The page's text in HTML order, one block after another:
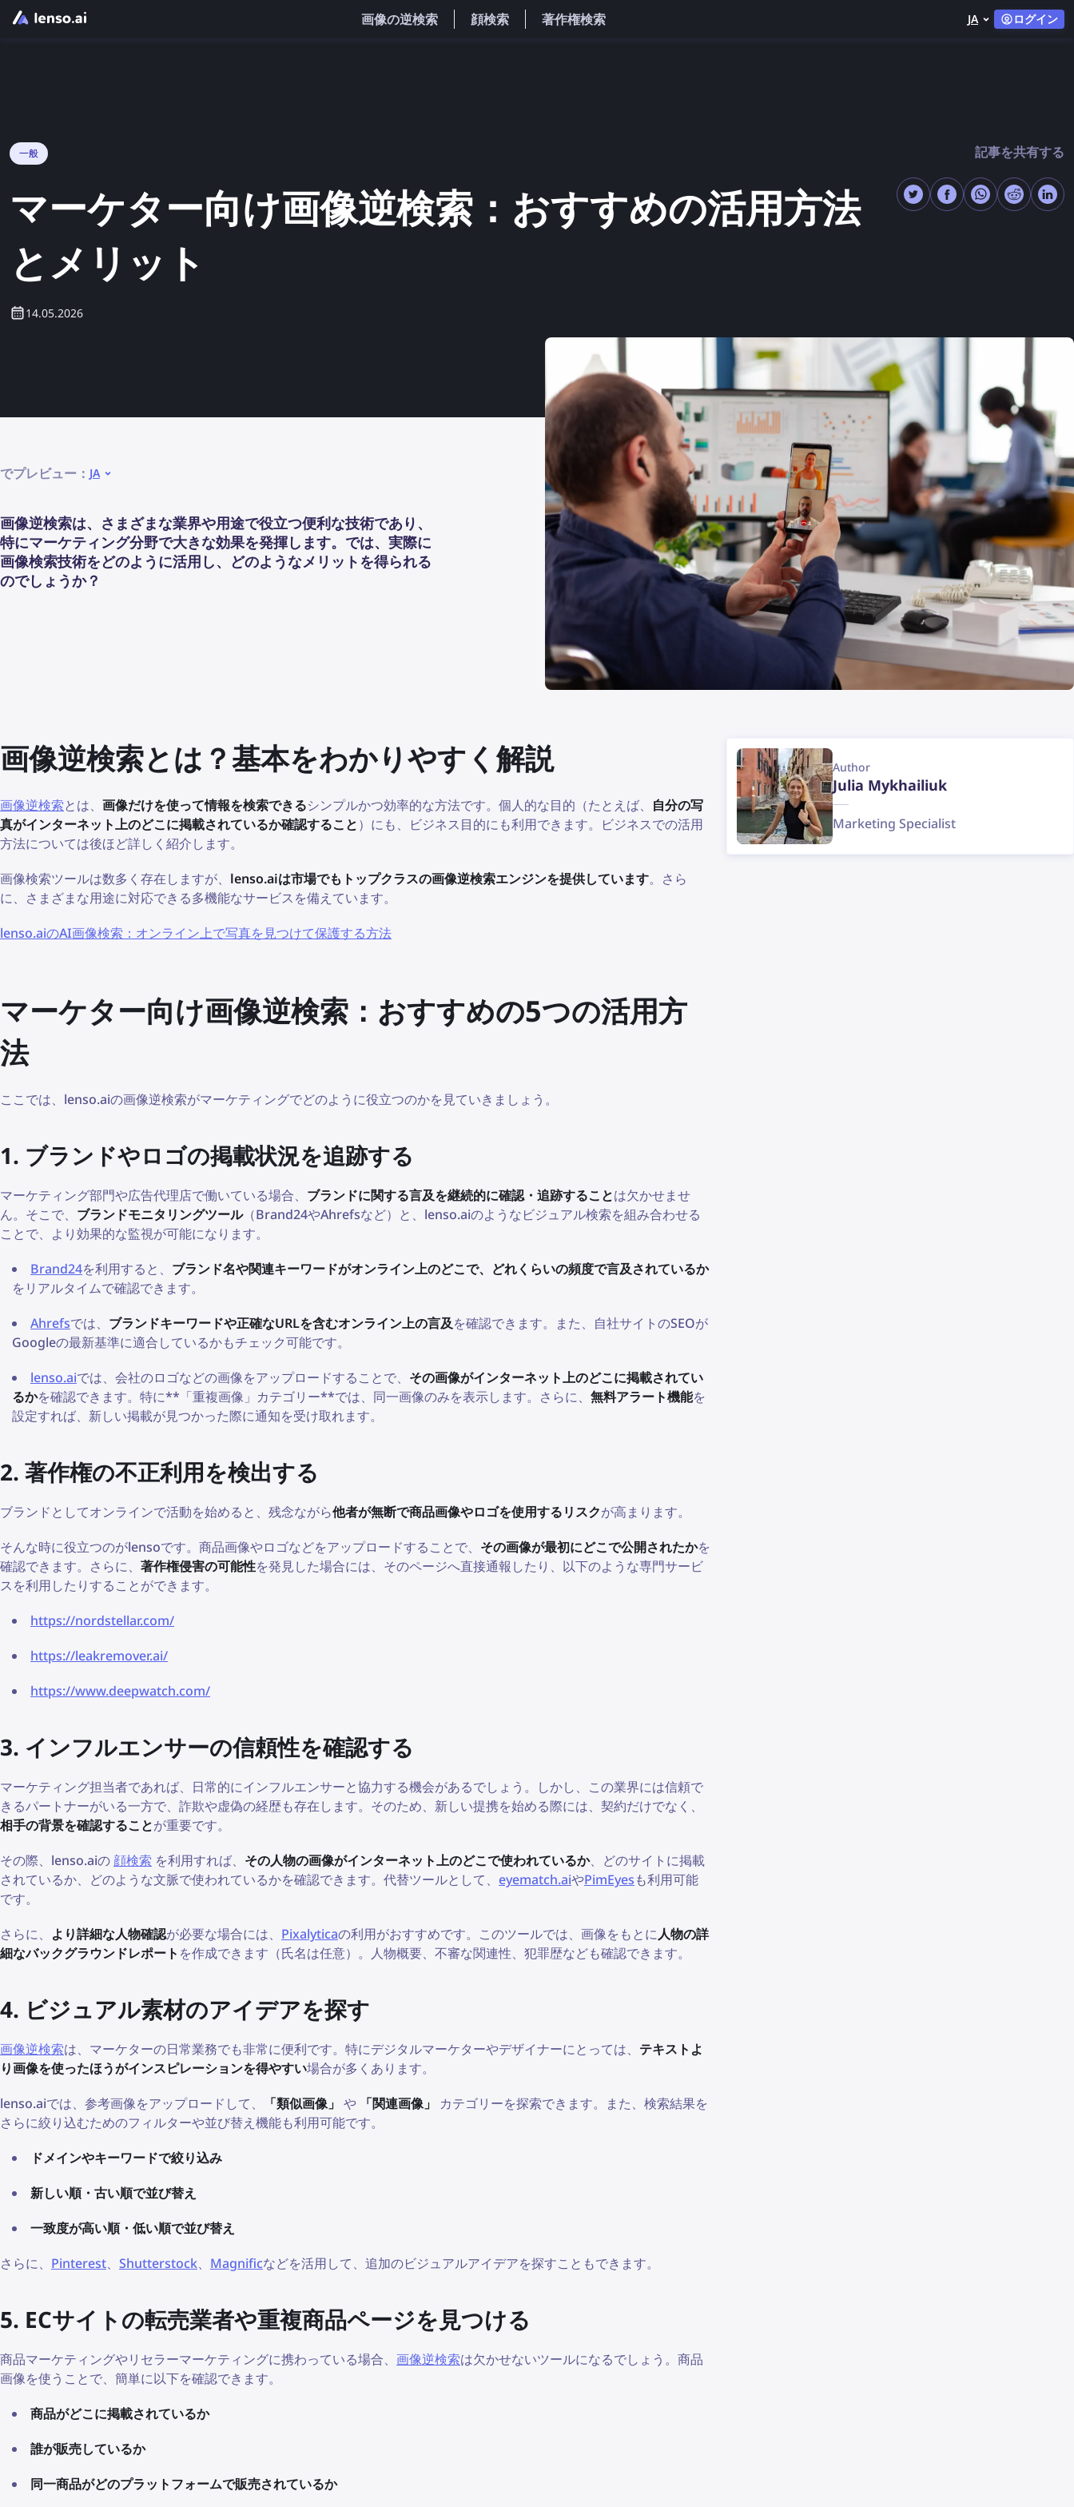
画像の逆検索 顔検索 著作権検索 JA ログイン
一般
マーケター向け画像逆検索：おすすめの活用方法
とメリット
14.05.2026
記事を共有する
でプレビュー： JA
画像逆検索は、さまざまな業界や用途で役立つ便利な技術であり、
特にマーケティング分野で大きな効果を発揮します。では、実際に
画像検索技術をどのように活用し、どのようなメリットを得られる
のでしょうか？
画像逆検索とは？基本をわかりやすく解説
画像逆検索とは、 画像だけを使って情報を検索できるシンプルかつ効率的な方法です。個人的な目的（たとえば、 自分の写
真がインターネット上のどこに掲載されているか確認すること）にも、ビジネス目的にも利用できます。ビジネスでの活用
方法については後ほど詳しく紹介します。
画像検索ツールは数多く存在しますが、 lenso.aiは市場でもトップクラスの画像逆検索エンジンを提供しています。さら
に、さまざまな用途に対応できる多機能なサービスを備えています。
lenso.aiのAI画像検索：オンライン上で写真を見つけて保護する方法
マーケター向け画像逆検索：おすすめの5つの活用方
法
ここでは、lenso.aiの画像逆検索がマーケティングでどのように役立つのかを見ていきましょう。
1. ブランドやロゴの掲載状況を追跡する
マーケティング部門や広告代理店で働いている場合、 ブランドに関する言及を継続的に確認・追跡することは欠かせませ
ん。そこで、 ブランドモニタリングツール（Brand24やAhrefsなど）と、lenso.aiのようなビジュアル検索を組み合わせる
ことで、より効果的な監視が可能になります。
Brand24を利用すると、 ブランド名や関連キーワードがオンライン上のどこで、どれくらいの頻度で言及されているか
をリアルタイムで確認できます。
Ahrefsでは、 ブランドキーワードや正確なURLを含むオンライン上の言及を確認できます。また、自社サイトのSEOが
Googleの最新基準に適合しているかもチェック可能です。
lenso.aiでは、会社のロゴなどの画像をアップロードすることで、 その画像がインターネット上のどこに掲載されてい
るかを確認できます。特に**「重複画像」カテゴリー**では、同一画像のみを表示します。さらに、 無料アラート機能を
設定すれば、新しい掲載が見つかった際に通知を受け取れます。
2. 著作権の不正利用を検出する
ブランドとしてオンラインで活動を始めると、残念ながら他者が無断で商品画像やロゴを使用するリスクが高まります。
そんな時に役立つのがlensoです。商品画像やロゴなどをアップロードすることで、 その画像が最初にどこで公開されたかを
確認できます。さらに、 著作権侵害の可能性を発見した場合には、そのページへ直接通報したり、以下のような専門サービ
スを利用したりすることができます。
https://nordstellar.com/
https://leakremover.ai/
https://www.deepwatch.com/
3. インフルエンサーの信頼性を確認する
マーケティング担当者であれば、日常的にインフルエンサーと協力する機会があるでしょう。しかし、この業界には信頼で
きるパートナーがいる一方で、詐欺や虚偽の経歴も存在します。そのため、新しい提携を始める際には、契約だけでなく、
相手の背景を確認することが重要です。
その際、lenso.aiの 顔検索 を利用すれば、 その人物の画像がインターネット上のどこで使われているか、どのサイトに掲載
されているか、どのような文脈で使われているかを確認できます。代替ツールとして、 eyematch.aiやPimEyesも利用可能
です。
さらに、 より詳細な人物確認が必要な場合には、 Pixalyticaの利用がおすすめです。このツールでは、画像をもとに人物の詳
細なバックグラウンドレポート を作成できます（氏名は任意）。人物概要、不審な関連性、犯罪歴なども確認できます。
4. ビジュアル素材のアイデアを探す
画像逆検索は、マーケターの日常業務でも非常に便利です。特にデジタルマーケターやデザイナーにとっては、 テキストよ
り画像を使ったほうがインスピレーションを得やすい場合が多くあります。
lenso.aiでは、参考画像をアップロードして、
「類似画像」 や 「関連画像」
カテゴリーを探索できます。また、検索結果を
さらに絞り込むためのフィルターや並び替え機能も利用可能です。
ドメインやキーワードで絞り込み
新しい順・古い順で並び替え
一致度が高い順・低い順で並び替え
さらに、 Pinterest、 Shutterstock、 Magnificなどを活用して、追加のビジュアルアイデアを探すこともできます。
5. ECサイトの転売業者や重複商品ページを見つける
商品マーケティングやリセラーマーケティングに携わっている場合、 画像逆検索は欠かせないツールになるでしょう。商品
画像を使うことで、簡単に以下を確認できます。
商品がどこに掲載されているか
誰が販売しているか
同一商品がどのプラットフォームで販売されているか
Author
Julia Mykhailiuk
Marketing Specialist